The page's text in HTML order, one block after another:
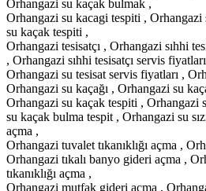
Orhangazi su kaçak bulmak ,
Orhangazi su kacagi tespiti , Orhangazi
su kaçak tespiti ,
Orhangazi tesisatçı , Orhangazi sıhhi
, Orhangazi sıhhi tesisatçı servis
Orhangazi su tesisat servis fiyatları ,
Orhangazi su kaçağı , Orhangazi su
Orhangazi su kaçak tespiti , Orhangazi
su kaçak bulma tespit , Orhangazi su
açma ,
Orhangazi tuvalet tıkanıklığı açma ,
Orhangazi tıkalı banyo gideri açma ,
tıkanıklığı açma ,
Orhangazi mutfak gideri açma ,